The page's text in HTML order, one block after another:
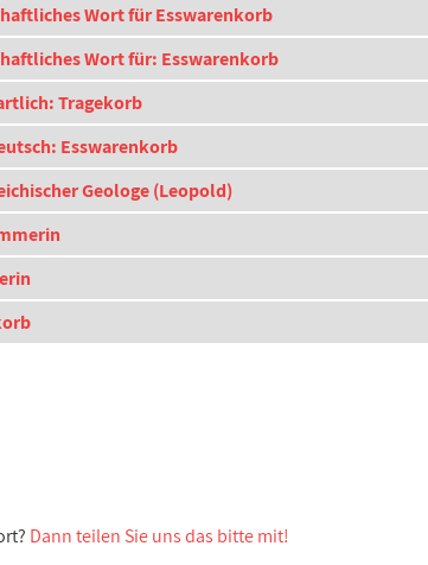
Wort für Esswarenkorb
Wort für: Esswarenkorb
Tragekorb
Esswarenkorb
Geologe (Leopold)
Dann teilen Sie uns das bitte mit!